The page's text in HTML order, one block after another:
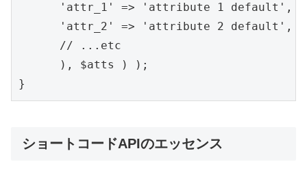
      'attr_1' => 'attribute 1 default',
      'attr_2' => 'attribute 2 default',
      // ...etc
      ), $atts ) );
ショートコードAPIのエッセンス